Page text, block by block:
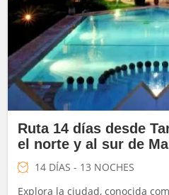
Ruta 14 días desde
el norte y al sur de
14 DÍAS - 13 NOCHES
Explora la ciudad, conocida